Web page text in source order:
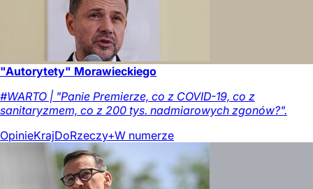
"Autorytety" Morawieckiego
#WARTO | "Panie Premierze, co z COVID-19, co z
sanitaryzmem, co z 200 tys. nadmiarowych zgonów?".
OpinieKrajDoRzeczy+W numerze